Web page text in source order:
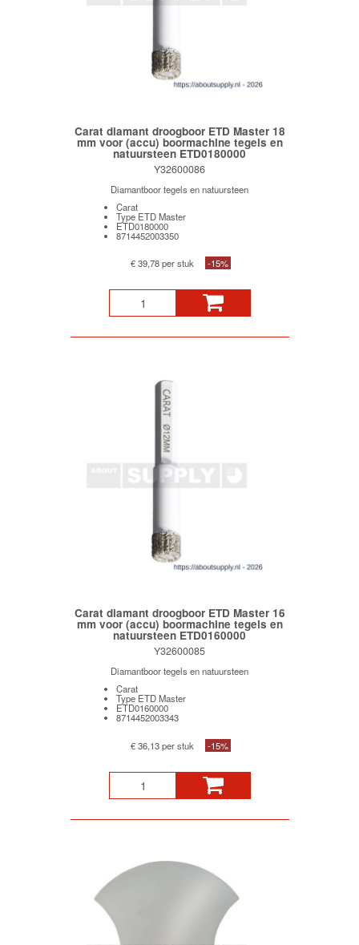
Carat diamant droogboor ETD Master 18
mm voor (accu) boormachine tegels en
natuursteen ETD0180000
Y32600086
Diamantboor tegels en natuursteen
Carat
Type ETD Master
ETD0180000
8714452003350
€ 39,78 per stuk -15%
Carat diamant droogboor ETD Master 16
mm voor (accu) boormachine tegels en
natuursteen ETD0160000
Y32600085
Diamantboor tegels en natuursteen
Carat
Type ETD Master
ETD0160000
8714452003343
€ 36,13 per stuk -15%